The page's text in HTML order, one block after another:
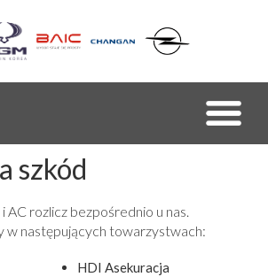
szkód
AC rozlicz bezpośrednio u nas.
w następujących towarzystwach:
HDI Asekuracja